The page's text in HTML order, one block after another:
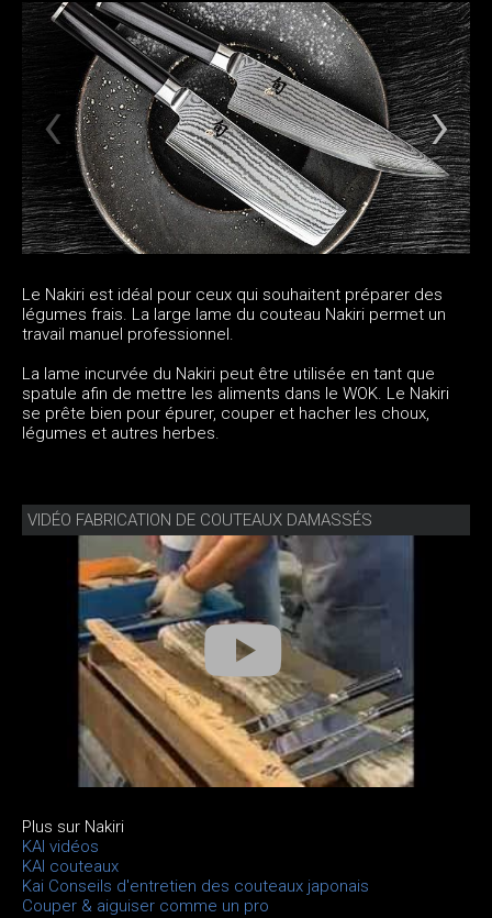
Le Nakiri est idéal pour ceux qui souhaitent préparer des
légumes frais. La large lame du couteau Nakiri permet un
travail manuel professionnel.
La lame incurvée du Nakiri peut être utilisée en tant que
spatule afin de mettre les aliments dans le WOK. Le Nakiri
se prête bien pour épurer, couper et hacher les choux,
légumes et autres herbes.
VIDÉO FABRICATION DE COUTEAUX DAMASSÉS
Plus sur Nakiri
KAI vidéos
KAI couteaux
Kai Conseils d'entretien des couteaux japonais
Couper & aiguiser comme un pro